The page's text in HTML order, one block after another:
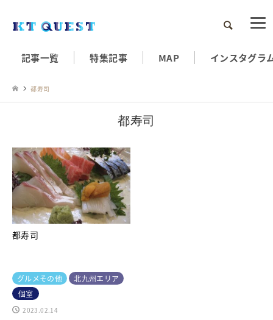
検索
記事一覧 特集記事 MAP インスタグラ
都寿司
都寿司
都寿司
グルメその他
北九州エリア
個室
2023.02.14